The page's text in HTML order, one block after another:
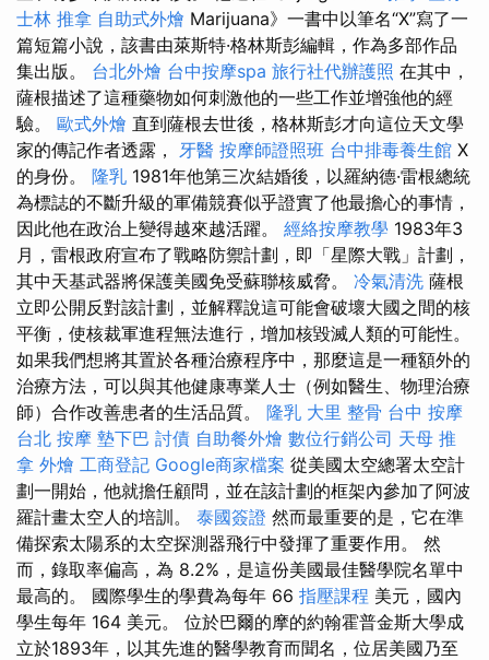
士林 推拿 自助式外燴 Marijuana》一書中以筆名“X”寫了一
篇短篇小說，該書由萊斯特·格林斯彭編輯，作為多部作品
集出版。 台北外燴 台中按摩spa 旅行社代辦護照 在其中，
薩根描述了這種藥物如何刺激他的一些工作並增強他的經
驗。 歐式外燴 直到薩根去世後，格林斯彭才向這位天文學
家的傳記作者透露， 牙醫 按摩師證照班 台中排毒養生館 X
的身份。 隆乳 1981年他第三次結婚後，以羅納德·雷根總統
為標誌的不斷升級的軍備競賽似乎證實了他最擔心的事情，
因此他在政治上變得越來越活躍。 經絡按摩教學 1983年3
月，雷根政府宣布了戰略防禦計劃，即「星際大戰」計劃，
其中天基武器將保護美國免受蘇聯核威脅。 冷氣清洗 薩根
立即公開反對該計劃，並解釋說這可能會破壞大國之間的核
平衡，使核裁軍進程無法進行，增加核毀滅人類的可能性。
如果我們想將其置於各種治療程序中，那麼這是一種額外的
治療方法，可以與其他健康專業人士（例如醫生、物理治療
師）合作改善患者的生活品質。 隆乳 大里 整骨 台中 按摩
台北 按摩 墊下巴 討債 自助餐外燴 數位行銷公司 天母 推
拿 外燴 工商登記 Google商家檔案 從美國太空總署太空計
劃一開始，他就擔任顧問，並在該計劃的框架內參加了阿波
羅計畫太空人的培訓。 泰國簽證 然而最重要的是，它在準
備探索太陽系的太空探測器飛行中發揮了重要作用。 然
而，錄取率偏高，為 8.2%，是這份美國最佳醫學院名單中
最高的。 國際學生的學費為每年 66 指壓課程 美元，國內
學生每年 164 美元。 位於巴爾的摩的約翰霍普金斯大學成
立於1893年，以其先進的醫學教育而聞名，位居美國乃至